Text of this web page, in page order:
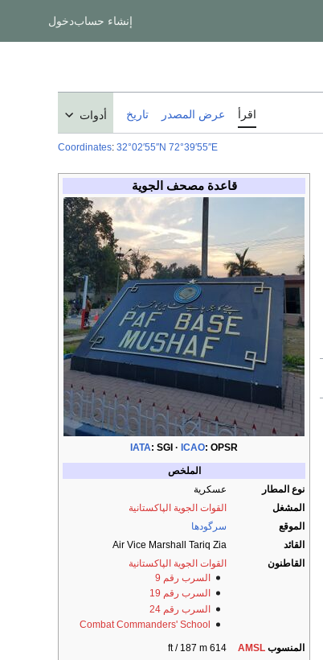
إنشاء حسابدخول
اقرأ عرض المصدر تاريخ أدوات
Coordinates: 32°02′55″N 72°39′55″E
قاعدة مصحف الجوية
IATA: SGI ICAO: OPSR
الملخص
نوع المطار
عسكرية
المشغل
القوات الجوية الپاكستانية
الموقع
سرگودھا‎
القائد
Air Vice Marshall Tariq Zia
القاطنون
القوات الجوية الپاكستانية
السرب رقم 9
السرب رقم 19
السرب رقم 24
Combat Commanders' School
المنسوب AMSL
614 ft / 187 m